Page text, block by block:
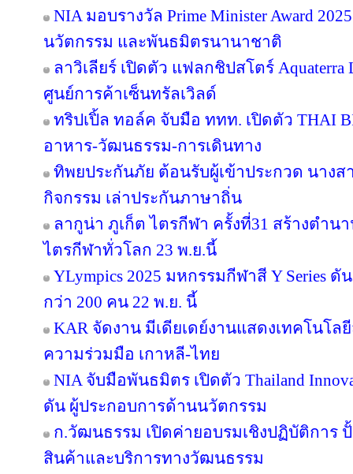
NIA มอบรางวัล Prime Minister Award
นวัตกรรม และพันธมิตรนานาชาติ
ลาวิเลียร์ เปิดตัว แฟลกชิปสโตร์
ศูนย์การค้าเซ็นทรัลเวิลด์
ทริปเปิ้ล ทอล์ค จับมือ ททท. เปิดตัว THAI
อาหาร-วัฒนธรรม-การเดินทาง
ทิพยประกันภัย ต้อนรับผู้เข้าประกวด นางส
กิจกรรม เล่าประกันภาษาถิ่น
ลากูน่า ภูเก็ต ไตรกีฬา ครั้งที่31 สร้างตำ
ไตรกีฬาทั่วโลก 23 พ.ย.นี้
YLympics 2025 มหกรรมกีฬาสี Y Series
กว่า 200 คน 22 พ.ย. นี้
KAR จัดงาน มีเดียเดย์งานแสดงเทคโนโ
ความร่วมมือ เกาหลี-ไทย
NIA จับมือพันธมิตร เปิดตัว Thailand
ดัน ผู้ประกอบการด้านนวัตกรรม
ก.วัฒนธรรม เปิดค่ายอบรมเชิงปฏิบัติการ
สินค้าและบริการทางวัฒนธรรม